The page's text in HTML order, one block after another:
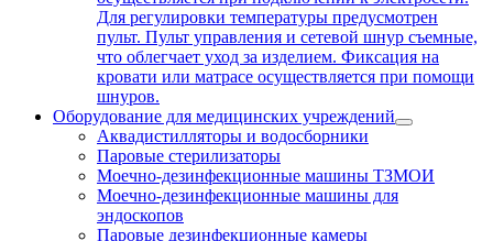
Для регулировки температуры предусмотрен
пульт. Пульт управления и сетевой шнур съемные,
что облегчает уход за изделием. Фиксация на
кровати или матрасе осуществляется при помощи
шнуров.
Оборудование для медицинских учреждений
Аквадистилляторы и водосборники
Паровые стерилизаторы
Моечно-дезинфекционные машины ТЗМОИ
Моечно-дезинфекционные машины для
эндоскопов
Паровые дезинфекционные камеры